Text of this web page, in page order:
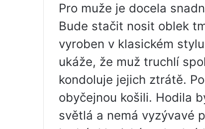
Pro muže je docela
Bude stačit nosit oblek
vyroben v klasickém
ukáže, že muž truchlí
kondoluje jejich ztrátě.
obyčejnou košili. Hodila
světlá a nemá vyzývavé